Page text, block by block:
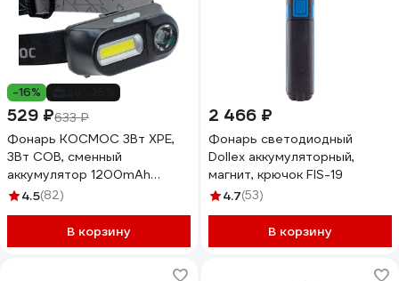
-16%
529 ₽633 ₽
Фонарь КОСМОС 3Вт ХРЕ,
3Вт СОВ, сменный
аккумулятор 1200mAh
KocH3WDLith
4.5(82)
В корзину
2 466 ₽
Фонарь светодиодный
Dollex аккумуляторный,
магнит, крючок FIS-19
4.7(53)
В корзину